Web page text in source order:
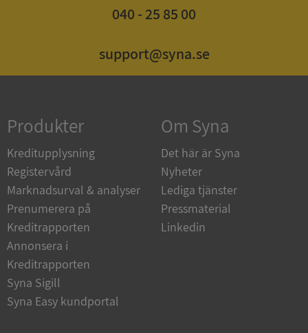
040 - 25 85 00
support@syna.se
Produkter
Kreditupplysning
Registervård
Marknadsurval & analyser
Prenumerera på
Kreditrapporten
Annonsera i
Kreditrapporten
Syna Sigill
Syna Easy kundportal
Om Syna
Det här är Syna
Nyheter
Lediga tjänster
Pressmaterial
Linkedin
Strikt nödvändigt Prestanda
Inriktning
användas ordentligt utan strikt nödvändiga cookies.
Namn
Leverantör
Domän
__RequestVerificationToken
Microsoft
Corporation
de.syna.se